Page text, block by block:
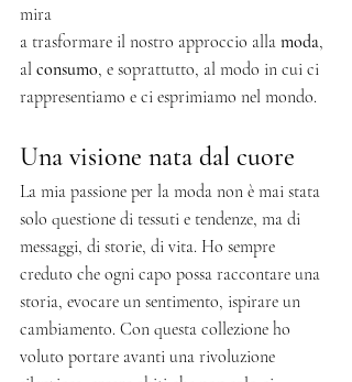
mira
a trasformare il nostro approccio alla moda,
al consumo, e soprattutto, al modo in cui ci
rappresentiamo e ci esprimiamo nel mondo.
Una visione nata dal cuore
La mia passione per la moda non è mai stata
solo questione di tessuti e tendenze, ma di
messaggi, di storie, di vita. Ho sempre
creduto che ogni capo possa raccontare una
storia, evocare un sentimento, ispirare un
cambiamento. Con questa collezione ho
voluto portare avanti una rivoluzione